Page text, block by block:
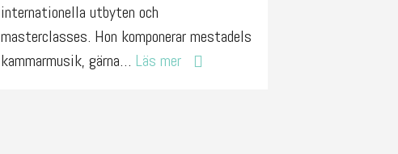
internationella utbyten och
masterclasses. Hon komponerar mestadels
kammarmusik, gärna… Läs mer